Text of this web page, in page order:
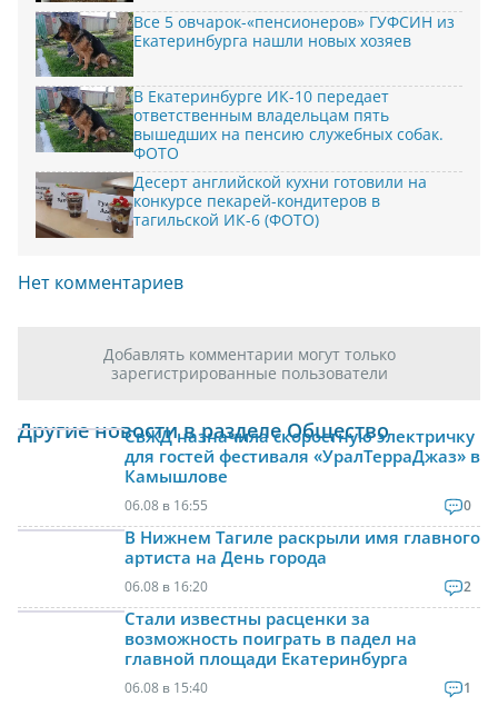
Все 5 овчарок-«пенсионеров» ГУФСИН из
Екатеринбурга нашли новых хозяев
В Екатеринбурге ИК-10 передает
ответственным владельцам пять
вышедших на пенсию служебных собак.
ФОТО
Десерт английской кухни готовили на
конкурсе пекарей-кондитеров в
тагильской ИК-6 (ФОТО)
Нет комментариев
Добавлять комментарии могут только
зарегистрированные пользователи
Другие новости в разделе Общество
СвЖД назначила скоростную электричку
для гостей фестиваля «УралТерраДжаз» в
Камышлове
06.08 в 16:55 0
В Нижнем Тагиле раскрыли имя главного
артиста на День города
06.08 в 16:20 2
Стали известны расценки за
возможность поиграть в падел на
главной площади Екатеринбурга
06.08 в 15:40 1